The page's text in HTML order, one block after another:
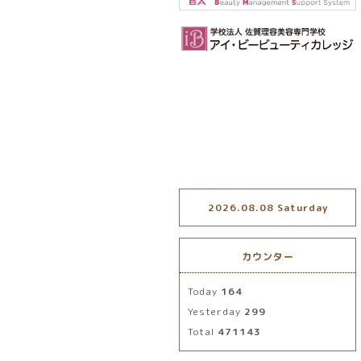
2026.08.08 Saturday
カウンター
Today 164
Yesterday 299
Total 471143